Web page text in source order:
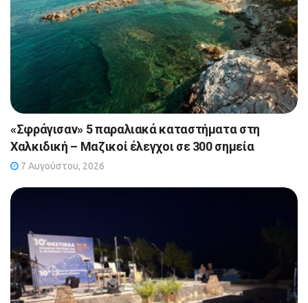
«Σφράγισαν» 5 παραλιακά καταστήματα στη
Χαλκιδική – Μαζικοί έλεγχοι σε 300 σημεία
7 Αυγούστου, 2026